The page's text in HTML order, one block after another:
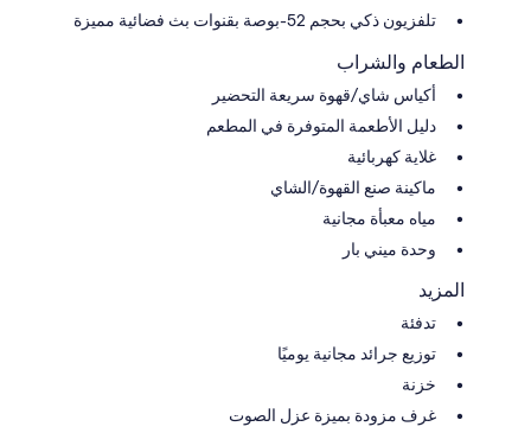
تلفزيون ذكي بحجم 52-بوصة بقنوات بث فضائية مميزة
الطعام والشراب
أكياس شاي/قهوة سريعة التحضير
دليل الأطعمة المتوفرة في المطعم
غلاية كهربائية
ماكينة صنع القهوة/الشاي
مياه معبأة مجانية
وحدة ميني بار
المزيد
تدفئة
توزيع جرائد مجانية يوميًا
خزنة
غرف مزودة بميزة عزل الصوت